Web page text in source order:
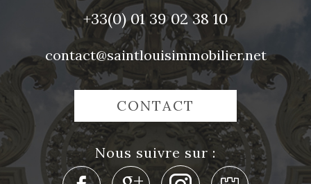
+33(0) 01 39 02 38 10
contact@saintlouisimmobilier.net
CONTACT
nous suivre sur :